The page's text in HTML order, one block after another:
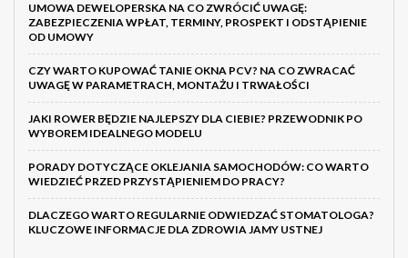
UMOWA DEWELOPERSKA NA CO ZWRÓCIĆ UWAGĘ:
ZABEZPIECZENIA WPŁAT, TERMINY, PROSPEKT I ODSTĄPIENIE
OD UMOWY
CZY WARTO KUPOWAĆ TANIE OKNA PCV? NA CO ZWRACAĆ
UWAGĘ W PARAMETRACH, MONTAŻU I TRWAŁOŚCI
JAKI ROWER BĘDZIE NAJLEPSZY DLA CIEBIE? PRZEWODNIK PO
WYBOREM IDEALNEGO MODELU
PORADY DOTYCZĄCE OKLEJANIA SAMOCHODÓW: CO WARTO
WIEDZIEĆ PRZED PRZYSTĄPIENIEM DO PRACY?
DLACZEGO WARTO REGULARNIE ODWIEDZAĆ STOMATOLOGA?
KLUCZOWE INFORMACJE DLA ZDROWIA JAMY USTNEJ